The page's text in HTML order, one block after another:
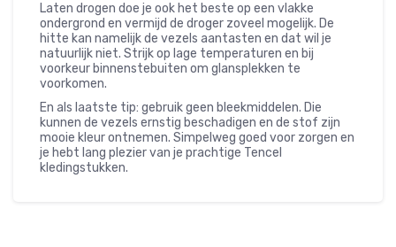
Laten drogen doe je ook het beste op een vlakke
ondergrond en vermijd de droger zoveel mogelijk. De
hitte kan namelijk de vezels aantasten en dat wil je
natuurlijk niet. Strijk op lage temperaturen en bij
voorkeur binnenstebuiten om glansplekken te
voorkomen.
En als laatste tip: gebruik geen bleekmiddelen. Die
kunnen de vezels ernstig beschadigen en de stof zijn
mooie kleur ontnemen. Simpelweg goed voor zorgen en
je hebt lang plezier van je prachtige Tencel
kledingstukken.